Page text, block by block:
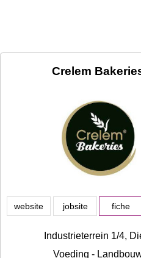
Crelem
website jobsite fiche
Industrieterrein 1/4,
Voeding -